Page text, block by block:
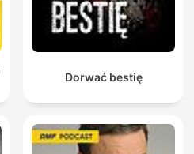
Dorwać bestię